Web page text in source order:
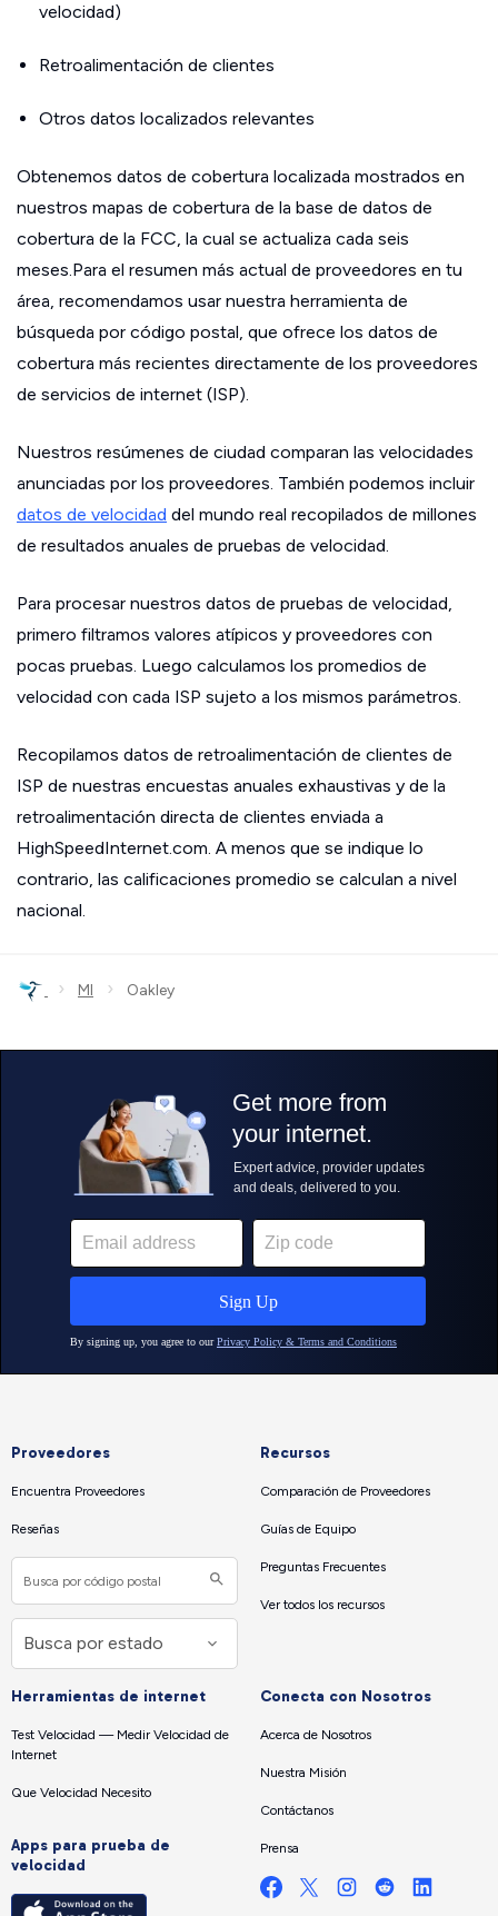
velocidad)
Retroalimentación de clientes
Otros datos localizados relevantes
Obtenemos datos de cobertura localizada mostrados en
nuestros mapas de cobertura de la base de datos de
cobertura de la FCC, la cual se actualiza cada seis
meses.Para el resumen más actual de proveedores en tu
área, recomendamos usar nuestra herramienta de
búsqueda por código postal, que ofrece los datos de
cobertura más recientes directamente de los proveedores
de servicios de internet (ISP).
Nuestros resúmenes de ciudad comparan las velocidades
anunciadas por los proveedores. También podemos incluir
datos de velocidad del mundo real recopilados de millones
de resultados anuales de pruebas de velocidad.
Para procesar nuestros datos de pruebas de velocidad,
primero filtramos valores atípicos y proveedores con
pocas pruebas. Luego calculamos los promedios de
velocidad con cada ISP sujeto a los mismos parámetros.
Recopilamos datos de retroalimentación de clientes de
ISP de nuestras encuestas anuales exhaustivas y de la
retroalimentación directa de clientes enviada a
HighSpeedInternet.com. A menos que se indique lo
contrario, las calificaciones promedio se calculan a nivel
nacional.
› MI › Oakley
Proveedores
Encuentra Proveedores
Reseñas
Recursos
Comparación de Proveedores
Guías de Equipo
Preguntas Frecuentes
Ver todos los recursos
Herramientas de internet
Test Velocidad — Medir Velocidad de
Internet
Que Velocidad Necesito
Apps para prueba de
velocidad
Conecta con Nosotros
Acerca de Nosotros
Nuestra Misión
Contáctanos
Prensa